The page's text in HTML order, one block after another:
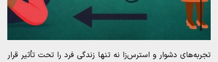
تجربه‌های دشوار و استرس‌زا نه تنها زندگی فرد را تحت تأثیر قرار